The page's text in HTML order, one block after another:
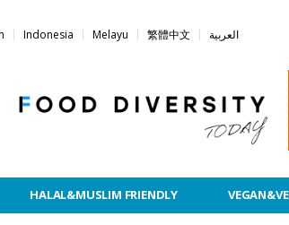
Indonesia Melayu 繁體中文 العربية
HALAL&MUSLIM FRIENDLY